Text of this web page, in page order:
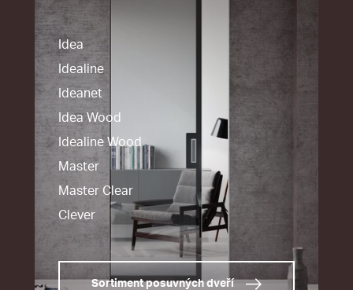
Idea
Idealine
Ideanet
Idea Wood
Idealine Wood
Master
Master Clear
Clever
Sortiment posuvných dveří